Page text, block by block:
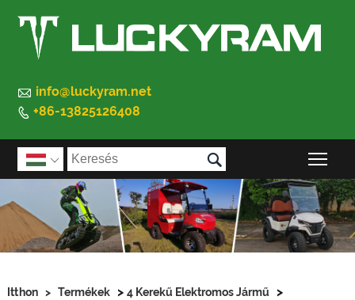
 info@luckyram.net
 +86-13825126408
 
Itthon > Termékek > 4 Kerekű Elektromos Jármű >